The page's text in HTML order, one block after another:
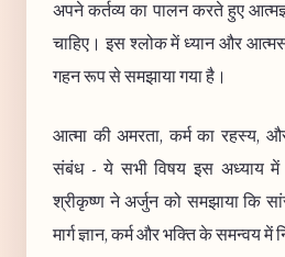
अपने कर्तव्य का पालन करते हुए
चाहिए। इस श्लोक में ध्यान और
गहन रूप से समझाया गया है।
आत्मा की अमरता, कर्म का रहस्य, और
संबंध - ये सभी विषय इस अध्याय में
श्रीकृष्ण ने अर्जुन को समझाया कि
मार्ग ज्ञान, कर्म और भक्ति के समन्वय में